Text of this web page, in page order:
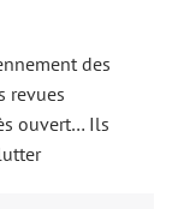
des
revues
ouvert… Ils